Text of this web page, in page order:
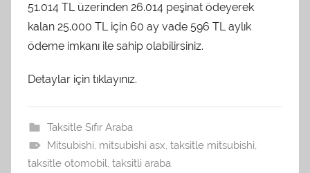
51.014 TL üzerinden 26.014 peşinat ödeyerek
kalan 25.000 TL için 60 ay vade 596 TL aylık
ödeme imkanı ile sahip olabilirsiniz.
Detaylar için tıklayınız.
Taksitle Sıfır Araba
Mitsubishi, mitsubishi asx, taksitle mitsubishi,
taksitle otomobil, taksitli araba